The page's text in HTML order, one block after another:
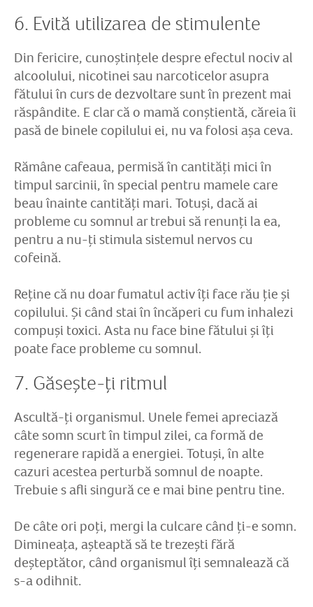
6. Evită utilizarea de stimulente
Din fericire, cunoștințele despre efectul nociv al
alcoolului, nicotinei sau narcoticelor asupra
fătului în curs de dezvoltare sunt în prezent mai
răspândite. E clar că o mamă conștientă, căreia îi
pasă de binele copilului ei, nu va folosi așa ceva.
Rămâne cafeaua, permisă în cantități mici în
timpul sarcinii, în special pentru mamele care
beau înainte cantități mari. Totuși, dacă ai
probleme cu somnul ar trebui să renunți la ea,
pentru a nu-ți stimula sistemul nervos cu
cofeină.
Reține că nu doar fumatul activ îți face rău ție și
copilului. Și când stai în încăperi cu fum inhalezi
compuși toxici. Asta nu face bine fătului și îți
poate face probleme cu somnul.
7. Găsește-ți ritmul
Ascultă-ți organismul. Unele femei apreciază
câte somn scurt în timpul zilei, ca formă de
regenerare rapidă a energiei. Totuși, în alte
cazuri acestea perturbă somnul de noapte.
Trebuie s afli singură ce e mai bine pentru tine.
De câte ori poți, mergi la culcare când ți-e somn.
Dimineața, așteaptă să te trezești fără
deșteptător, când organismul îți semnalează că
s-a odihnit.